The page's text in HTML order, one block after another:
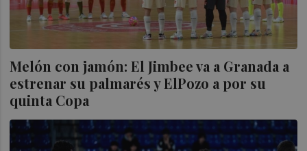
Melón con jamón: El Jimbee va a Granada a
estrenar su palmarés y ElPozo a por su
quinta Copa